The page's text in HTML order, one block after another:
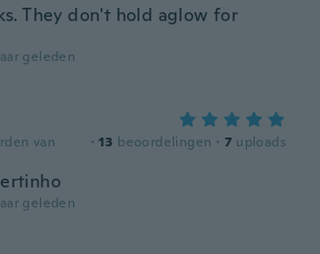
They don't hold aglow for
geleden
van
· 13 beoordelingen · 7 uploads
geleden